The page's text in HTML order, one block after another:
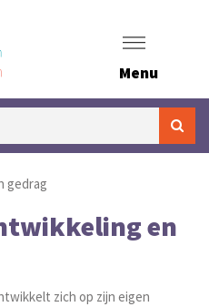
Menu
gedrag
en
zich op zijn eigen